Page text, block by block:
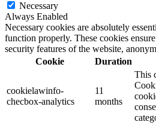
Necessary
Always Enabled
Necessary cookies are absolutely
function properly. These cookies
security features of the website,
Cookie
Duration
cookielawinfo-
checbox-analytics
11
months
This